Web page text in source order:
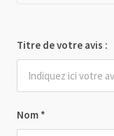
Nom *
Titre de votre avis :